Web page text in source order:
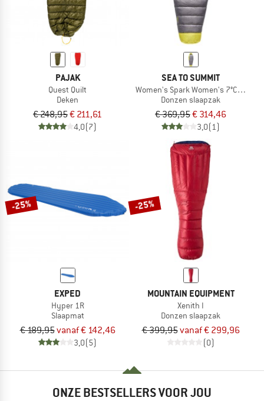
PAJAK
Quest Quilt
Deken
€ 248,95€ 211,61
4,0(7)
SEA TO SUMMIT
Women's Spark Women's 7°C Down
Donzen slaapzak
€ 369,95€ 314,46
3,0(1)
-25%
EXPED
Hyper 1R
Slaapmat
€ 189,95vanaf € 142,46
3,0(5)
-25%
MOUNTAIN EQUIPMENT
Xenith I
Donzen slaapzak
€ 399,95vanaf € 299,96
(0)
ONZE BESTSELLERS VOOR JOU